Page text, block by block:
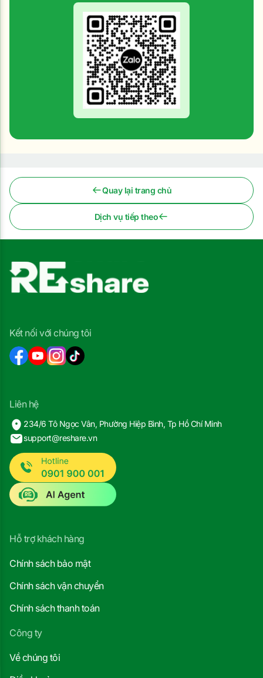
Quay lại trang chủ
Dịch vụ tiếp theo
Kết nối với chúng tôi
Liên hệ
234/6 Tô Ngọc Vân, Phường Hiệp Bình, Tp Hồ Chí Minh
support@reshare.vn
Hỗ trợ khách hàng
Chính sách bảo mật
Chính sách vận chuyển
Chính sách thanh toán
Công ty
Về chúng tôi